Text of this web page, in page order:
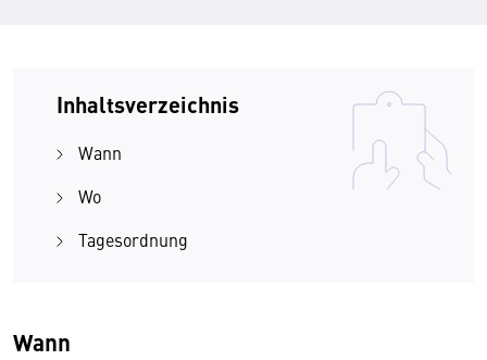
Inhaltsverzeichnis
Wann
Wo
Tagesordnung
Wann